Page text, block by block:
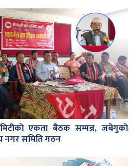
एकता बैठक सम्पन्न, जबेगुको
नगर समिति गठन